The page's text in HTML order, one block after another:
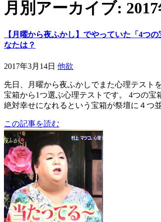
月別アーカイブ: 2017
【月曜から夜ふかし】でやっていた「4つ
なたは？
2017年3月14日 他欲
先日、月曜から夜ふかしでまた心理テスト
宝箱から1つ選ぶ心理テストです。 4つの
絶対幸せになれるという宝箱が祭壇に４つ
この記事を読む